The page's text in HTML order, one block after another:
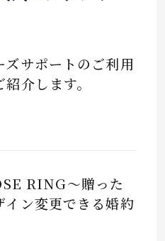
ズサポートのご利用
介します。
RING～贈った
イン変更できる婚約